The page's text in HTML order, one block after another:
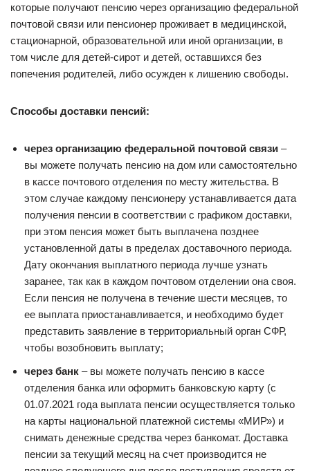
которые получают пенсию через организацию федеральной
почтовой связи или пенсионер проживает в медицинской,
стационарной, образовательной или иной организации, в
том числе для детей-сирот и детей, оставшихся без
попечения родителей, либо осужден к лишению свободы.
Способы доставки пенсий:
через организацию федеральной почтовой связи –
вы можете получать пенсию на дом или самостоятельно
в кассе почтового отделения по месту жительства. В
этом случае каждому пенсионеру устанавливается дата
получения пенсии в соответствии с графиком доставки,
при этом пенсия может быть выплачена позднее
установленной даты в пределах доставочного периода.
Дату окончания выплатного периода лучше узнать
заранее, так как в каждом почтовом отделении она своя.
Если пенсия не получена в течение шести месяцев, то
ее выплата приостанавливается, и необходимо будет
представить заявление в территориальный орган СФР,
чтобы возобновить выплату;
через банк – вы можете получать пенсию в кассе
отделения банка или оформить банковскую карту (с
01.07.2021 года выплата пенсии осуществляется только
на карты национальной платежной системы «МИР») и
снимать денежные средства через банкомат. Доставка
пенсии за текущий месяц на счет производится не